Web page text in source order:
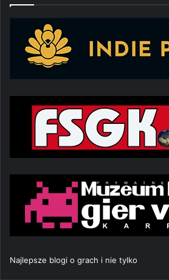
Najlepsze blogi o grach i nie tylko